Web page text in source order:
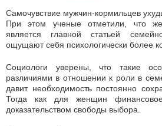
Самочувствие мужчин-кормильцев
При этом ученые отметили, что
является главной статьей
ощущают себя психологически более
Социологи уверены, что такие
различиями в отношении к роли в
давит необходимость постоянно
Тогда как для женщин финансовое
доказательством свободы выбора.